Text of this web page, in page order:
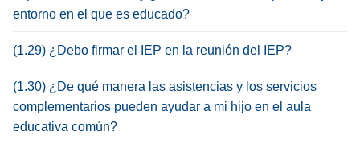
entorno en el que es educado?
(1.29) ¿Debo firmar el IEP en la reunión del IEP?
(1.30) ¿De qué manera las asistencias y los servicios
complementarios pueden ayudar a mi hijo en el aula
educativa común?